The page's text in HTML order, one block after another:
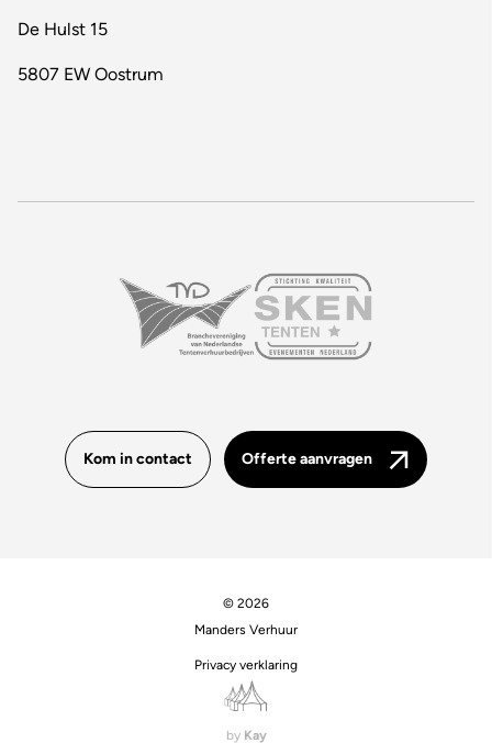
De Hulst 15
5807 EW Oostrum
Kom in contact Offerte aanvragen
© 2026
Manders Verhuur
Privacy verklaring
by Kay